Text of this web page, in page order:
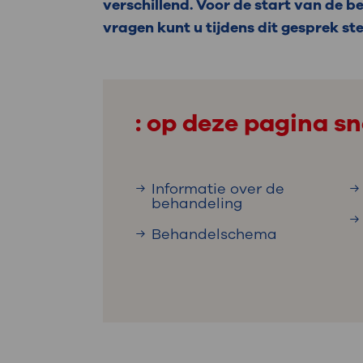
Uw
Werken
steeds verder uit, zodat u zelf meer
we u sneller helpen.
verschillend. Voor de start van de
vragen kunt u tijdens dit gesprek
: op deze pagina
Informatie over de
behandeling
Behandelschema